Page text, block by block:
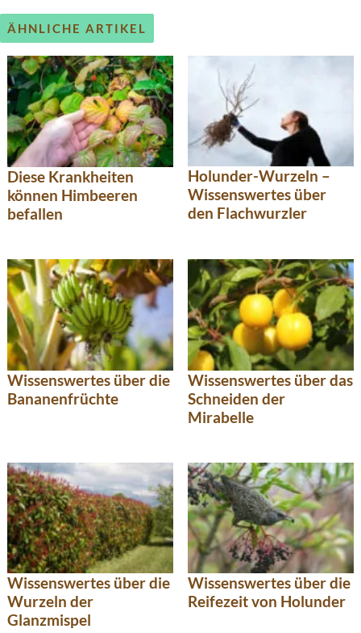
ÄHNLICHE ARTIKEL
Diese Krankheiten
können Himbeeren
befallen
Holunder-Wurzeln –
Wissenswertes über
den Flachwurzler
Wissenswertes über die
Bananenfrüchte
Wissenswertes über das
Schneiden der
Mirabelle
Wissenswertes über die
Wurzeln der
Glanzmispel
Wissenswertes über die
Reifezeit von Holunder